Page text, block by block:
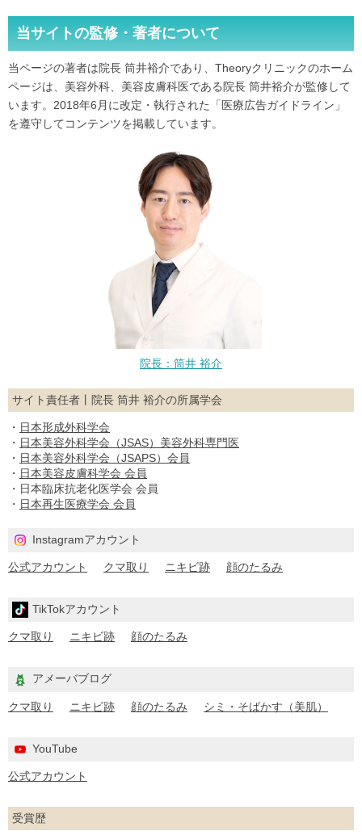
当サイトの監修・著者について
当ページの著者は院長 筒井裕介であり、Theoryクリニックのホーム
ページは、美容外科、美容皮膚科医である院長 筒井裕介が監修して
います。2018年6月に改定・執行された「医療広告ガイドライン」
を遵守してコンテンツを掲載しています。
院長：筒井 裕介
サイト責任者丨院長 筒井 裕介の所属学会
・ 日本形成外科学会
・ 日本美容外科学会（JSAS）美容外科専門医
・ 日本美容外科学会（JSAPS）会員
・ 日本美容皮膚科学会 会員
・日本臨床抗老化医学会 会員
・ 日本再生医療学会 会員
Instagramアカウント
公式アカウント クマ取り ニキビ跡 顔のたるみ
TikTokアカウント
クマ取り ニキビ跡 顔のたるみ
アメーバブログ
クマ取り ニキビ跡 顔のたるみ シミ・そばかす（美肌）
YouTube
公式アカウント
受賞歴